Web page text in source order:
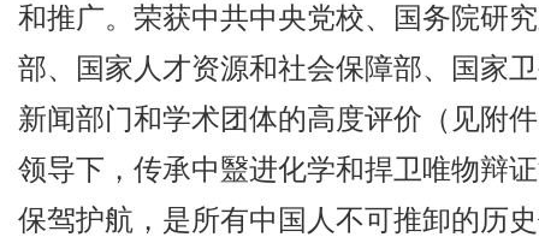
和推广。荣获中共中央党校、国务院研
部、国家人才资源和社会保障部、国家
新闻部门和学术团体的高度评价（见附
领导下，传承中毉进化学和捍卫唯物辩
保驾护航，是所有中国人不可推卸的历